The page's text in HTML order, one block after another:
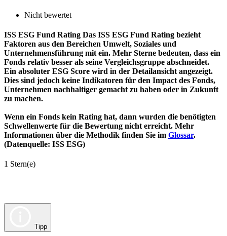
Nicht bewertet
ISS ESG Fund Rating Das ISS ESG Fund Rating bezieht
Faktoren aus den Bereichen Umwelt, Soziales und
Unternehmensführung mit ein. Mehr Sterne bedeuten, dass ein
Fonds relativ besser als seine Vergleichsgruppe abschneidet.
Ein absoluter ESG Score wird in der Detailansicht angezeigt.
Dies sind jedoch keine Indikatoren für den Impact des Fonds,
Unternehmen nachhaltiger gemacht zu haben oder in Zukunft
zu machen.
Wenn ein Fonds kein Rating hat, dann wurden die benötigten
Schwellenwerte für die Bewertung nicht erreicht. Mehr
Informationen über die Methodik finden Sie im Glossar.
(Datenquelle: ISS ESG)
1 Stern(e)
Tipp